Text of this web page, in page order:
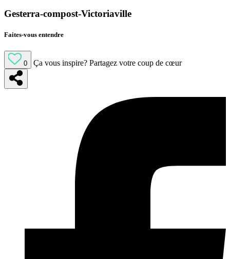
Gesterra-compost-Victoriaville
Faites-vous entendre
0 Ça vous inspire? Partagez votre coup de cœur